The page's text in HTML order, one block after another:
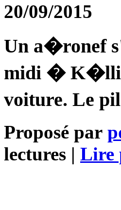
20/09/2015
Un a�ronef
midi �
voiture. Le
Proposé par
lectures | Lire